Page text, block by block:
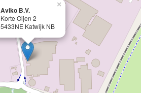
Aviko B.V.
Korte Oijen 2
5433NE Katwijk NB
×